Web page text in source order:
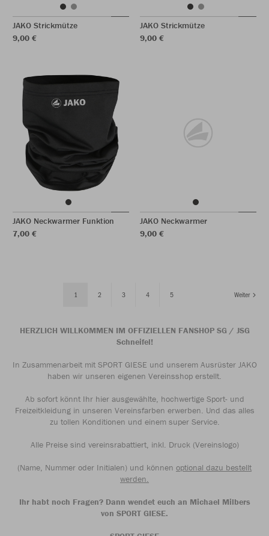
JAKO Strickmütze
9,00 €
JAKO Strickmütze
9,00 €
JAKO Neckwarmer Funktion
7,00 €
JAKO Neckwarmer
9,00 €
1 2 3 4 5 Weiter
HERZLICH WILLKOMMEN IM OFFIZIELLEN FANSHOP SG / JSG
Schneifel!
In Zusammenarbeit mit SPORT GIESE und unserem Ausrüster JAKO
haben wir unseren eigenen Vereinsshop erstellt.
Ab sofort könnt Ihr hier ausgewählte, hochwertige Sport- und
Freizeitkleidung in unseren Vereinsfarben erwerben. Und das alles
zu tollen Konditionen und einem super Service.
Alle Preise sind vereinsrabattiert, inkl. Druck (Vereinslogo)
(Name, Nummer oder Initialen) und können optional dazu bestellt
werden.
Ihr habt noch Fragen? Dann wendet euch an Michael Milbers
von SPORT GIESE.